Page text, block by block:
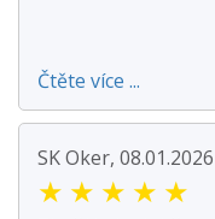
Čtěte více ...
SK Oker, 08.01.2026
★ ★ ★ ★ ★